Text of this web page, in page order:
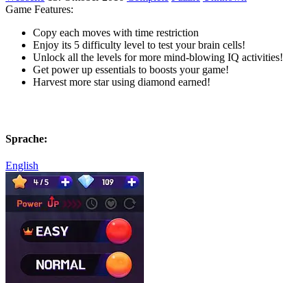
Game Features:
Copy each moves with time restriction
Enjoy its 5 difficulty level to test your brain cells!
Unlock all the levels for more mind-blowing IQ activities!
Get power up essentials to boosts your game!
Harvest more star using diamond earned!
Sprache:
English